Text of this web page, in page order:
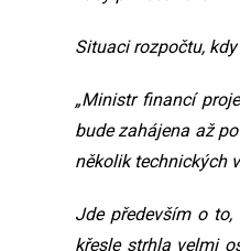
Situaci rozpočtu,
„Ministr financí
bude zahájena až
několik technických
Jde především o
křesle strhla velmi